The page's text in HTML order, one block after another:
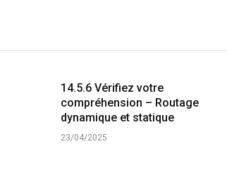
14.5.6 Vérifiez votre
compréhension – Routage
dynamique et statique
23/04/2025